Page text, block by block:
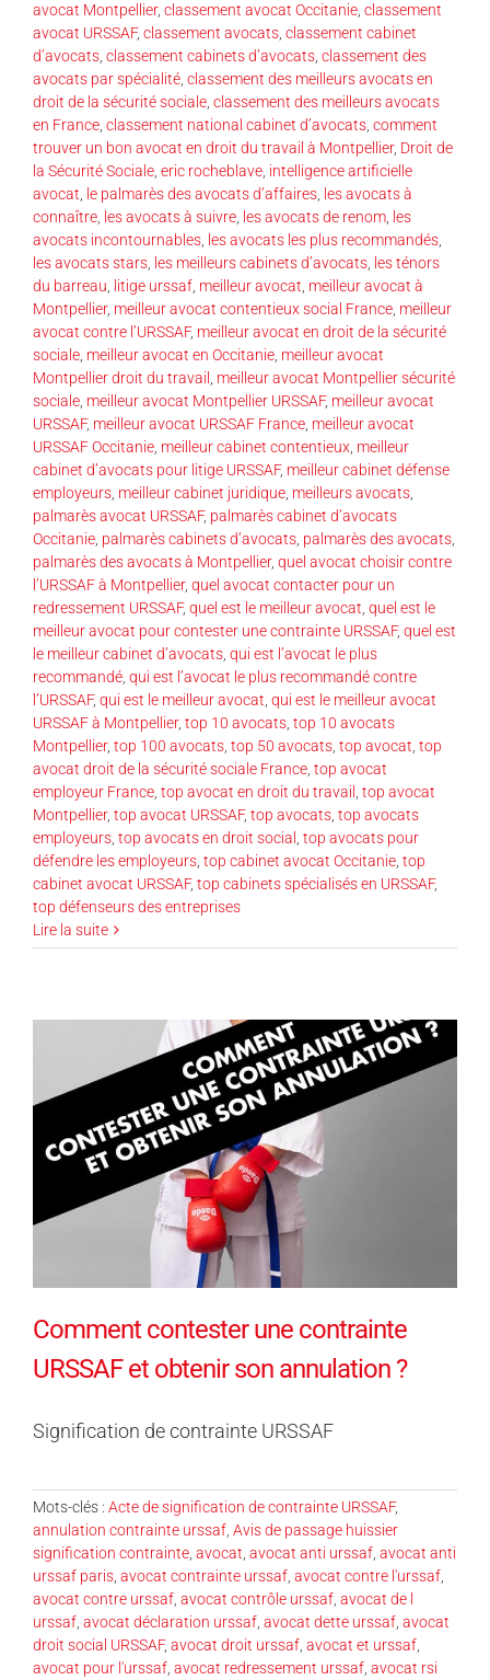
avocat Montpellier, classement avocat Occitanie, classement
avocat URSSAF, classement avocats, classement cabinet
d’avocats, classement cabinets d’avocats, classement des
avocats par spécialité, classement des meilleurs avocats en
droit de la sécurité sociale, classement des meilleurs avocats
en France, classement national cabinet d’avocats, comment
trouver un bon avocat en droit du travail à Montpellier, Droit de
la Sécurité Sociale, eric rocheblave, intelligence artificielle
avocat, le palmarès des avocats d’affaires, les avocats à
connaître, les avocats à suivre, les avocats de renom, les
avocats incontournables, les avocats les plus recommandés,
les avocats stars, les meilleurs cabinets d’avocats, les ténors
du barreau, litige urssaf, meilleur avocat, meilleur avocat à
Montpellier, meilleur avocat contentieux social France, meilleur
avocat contre l’URSSAF, meilleur avocat en droit de la sécurité
sociale, meilleur avocat en Occitanie, meilleur avocat
Montpellier droit du travail , meilleur avocat Montpellier sécurité
sociale, meilleur avocat Montpellier URSSAF, meilleur avocat
URSSAF, meilleur avocat URSSAF France, meilleur avocat
URSSAF Occitanie, meilleur cabinet contentieux, meilleur
cabinet d’avocats pour litige URSSAF, meilleur cabinet défense
employeurs, meilleur cabinet juridique, meilleurs avocats,
palmarès avocat URSSAF, palmarès cabinet d’avocats
Occitanie, palmarès cabinets d’avocats, palmarès des avocats,
palmarès des avocats à Montpellier, quel avocat choisir contre
l’URSSAF à Montpellier, quel avocat contacter pour un
redressement URSSAF, quel est le meilleur avocat, quel est le
meilleur avocat pour contester une contrainte URSSAF, quel est
le meilleur cabinet d’avocats, qui est l’avocat le plus
recommandé, qui est l’avocat le plus recommandé contre
l’URSSAF, qui est le meilleur avocat, qui est le meilleur avocat
URSSAF à Montpellier, top 10 avocats, top 10 avocats
Montpellier, top 100 avocats, top 50 avocats, top avocat, top
avocat droit de la sécurité sociale France, top avocat
employeur France, top avocat en droit du travail , top avocat
Montpellier, top avocat URSSAF, top avocats, top avocats
employeurs, top avocats en droit social , top avocats pour
défendre les employeurs, top cabinet avocat Occitanie, top
cabinet avocat URSSAF, top cabinets spécialisés en URSSAF,
top défenseurs des entreprises
Lire la suite
Comment contester une contrainte
URSSAF et obtenir son annulation ?
Signification de contrainte URSSAF
Mots-clés : Acte de signification de contrainte URSSAF,
annulation contrainte urssaf Avis de passage huissier
signification contrainte avocat avocat anti urssaf avocat anti
urssaf paris avocat contrainte urssaf avocat contre l'urssaf
avocat contre urssaf avocat contrôle urssaf avocat de l
urssaf avocat déclaration urssaf avocat dette urssaf avocat
droit social URSSAF, avocat droit urssaf avocat et urssaf
avocat pour l'urssaf avocat redressement urssaf avocat rsi